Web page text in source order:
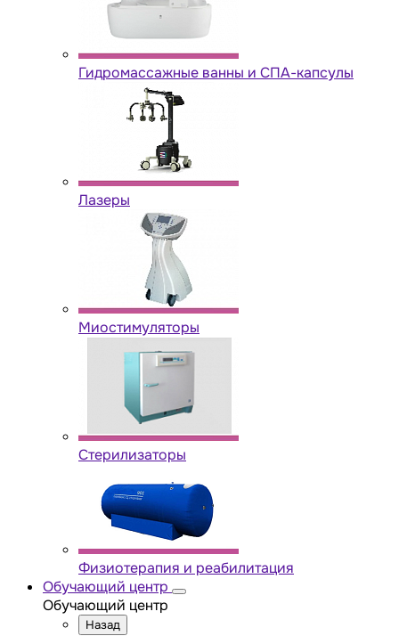
Гидромассажные ванны и СПА-капсулы
Лазеры
Миостимуляторы
Стерилизаторы
Физиотерапия и реабилитация
Обучающий центр
Обучающий центр
Назад